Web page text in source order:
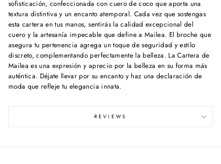
sofisticación, confeccionada con cuero de coco que aporta una
textura distintiva y un encanto atemporal. Cada vez que sostengas
esta cartera en tus manos, sentirás la calidad excepcional del
cuero y la artesanía impecable que define a Mailea. El broche que
asegura tu pertenencia agrega un toque de seguridad y estilo
discreto, complementando perfectamente la belleza. La Cartera de
Mailea es una expresión y aprecio por la belleza en su forma más
auténtica. Déjate llevar por su encanto y haz una declaración de
moda que refleje tu elegancia innata.
REVIEWS